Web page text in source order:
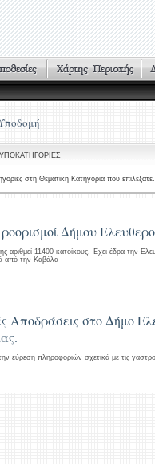
ΥΠΟΚΑΤΗΓΟΡΙΕΣ
στη Θεματική Κατηγορία που επιλέξατε.
Δήμου
αριθμεί 11400 κατοίκους. Έχει έδρα την
από την Καβάλα
Αποδράσεις στο Δήμο
εύρεση πληροφοριών σχετικά με τις